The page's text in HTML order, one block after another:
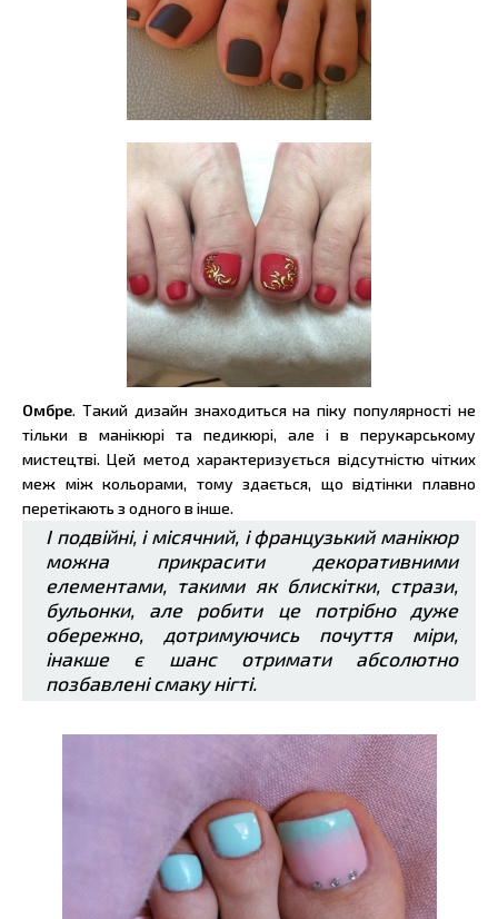
Омбре. Такий дизайн знаходиться на піку популярності не
тільки в манікюрі та педикюрі, але і в перукарському
мистецтві. Цей метод характеризується відсутністю чітких
меж між кольорами, тому здається, що відтінки плавно
перетікають з одного в інше.
І подвійні, і місячний, і французький манікюр
можна прикрасити декоративними
елементами, такими як блискітки, стрази,
бульонки, але робити це потрібно дуже
обережно, дотримуючись почуття міри,
інакше є шанс отримати абсолютно
позбавлені смаку нігті.